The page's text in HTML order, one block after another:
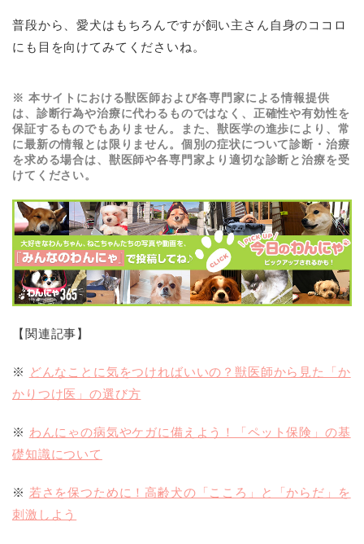
普段から、愛犬はもちろんですが飼い主さん自身のココロ
にも目を向けてみてくださいね。
※ 本サイトにおける獣医師および各専門家による情報提供
は、診断行為や治療に代わるものではなく、正確性や有効性を
保証するものでもありません。また、獣医学の進歩により、常
に最新の情報とは限りません。個別の症状について診断・治療
を求める場合は、獣医師や各専門家より適切な診断と治療を受
けてください。
【関連記事】
※ どんなことに気をつければいいの？獣医師から見た「か
かりつけ医」の選び方
※ わんにゃの病気やケガに備えよう！「ペット保険」の基
礎知識について
※ 若さを保つために！高齢犬の「こころ」と「からだ」を
刺激しよう